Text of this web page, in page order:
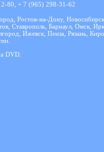
80, + 7 (965) 298-31-62
Ростов-на-Дону,
Ставрополь, Барнаул, Омск,
Ижевск, Пенза, Рязань,
DVD.